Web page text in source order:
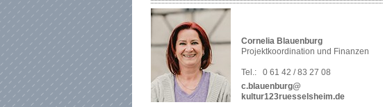
Cornelia Blauenburg
Projektkoordination und Finanzen
Tel.:
0 61 42 / 83 27 08
c.blauenburg@
kultur123ruesselsheim.de